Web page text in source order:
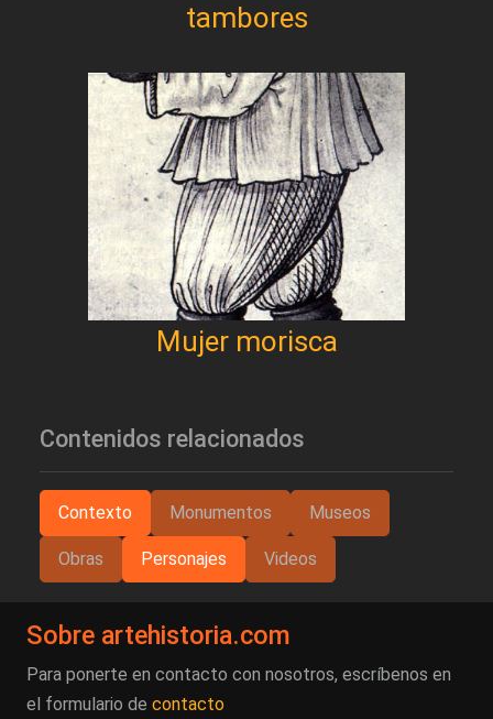
tambores
Mujer morisca
Contenidos relacionados
Contexto Monumentos Museos
Obras Personajes Videos
Sobre artehistoria.com
Para ponerte en contacto con nosotros, escríbenos en
el formulario de contacto